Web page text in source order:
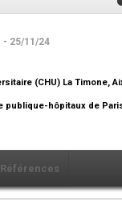
- 25/11/24
(CHU) La Timone,
hôpitaux de
Références